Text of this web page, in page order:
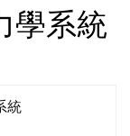
學系統